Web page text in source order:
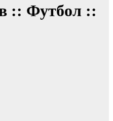
:: Футбол ::